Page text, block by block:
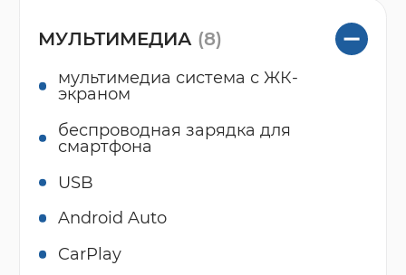
МУЛЬТИМЕДИА (8)
мультимедиа система с ЖК-
экраном
беспроводная зарядка для
смартфона
USB
Android Auto
CarPlay